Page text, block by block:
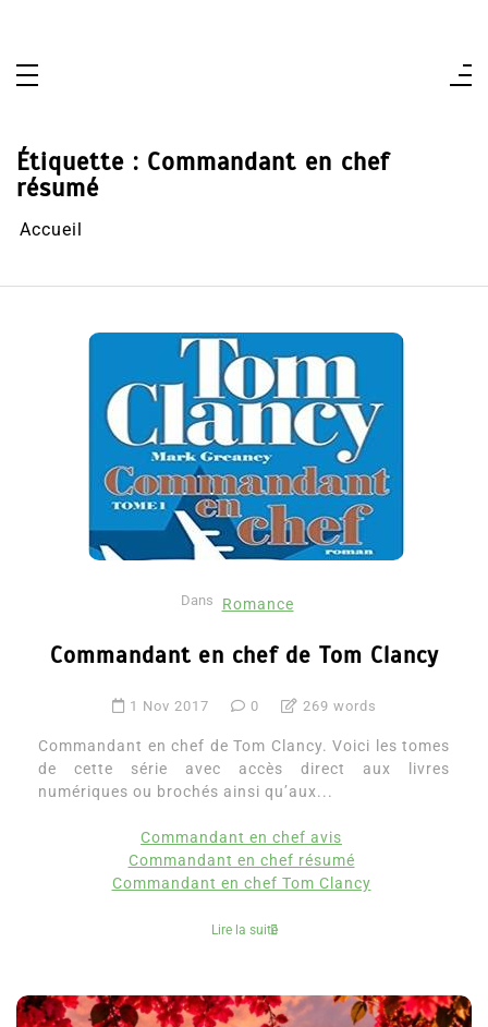
Étiquette : Commandant en chef
résumé
Accueil
Dans Romance
Commandant en chef de Tom Clancy
1 Nov 2017 0 269 words
Commandant en chef de Tom Clancy. Voici les tomes
de cette série avec accès direct aux livres
numériques ou brochés ainsi qu’aux...
Commandant en chef avis
Commandant en chef résumé
Commandant en chef Tom Clancy
Lire la suite